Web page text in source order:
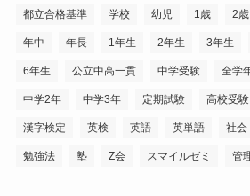
都立合格基準 学校 幼児 1歳 2歳
年中 年長 1年生 2年生 3年生
6年生 公立中高一貫 中学受験 全学
中学2年 中学3年 定期試験 高校受験
漢字検定 英検 英語 英単語 社会
勉強法 塾 Z会 スマイルゼミ 管